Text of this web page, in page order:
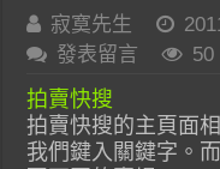
寂寞先生
發表留言
50
拍賣快搜
拍賣快搜的主頁面
我們鍵入關鍵字。